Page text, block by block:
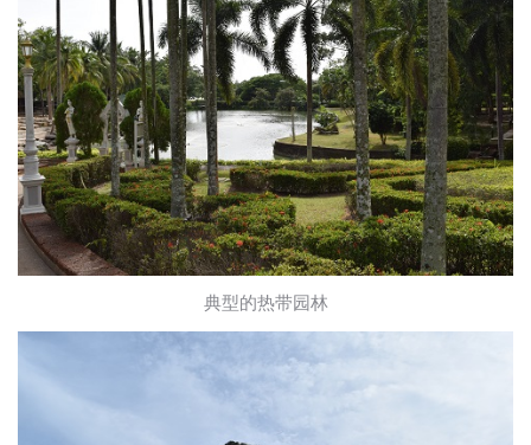
典型的热带园林